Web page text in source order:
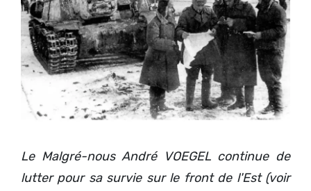
Le Malgré-nous André VOEGEL continue de
lutter pour sa survie sur le front de l'Est (voir